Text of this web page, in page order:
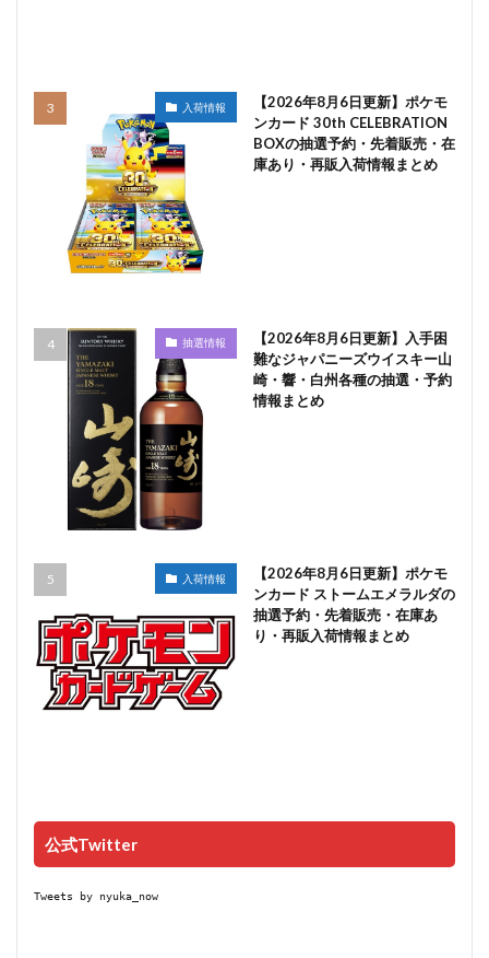
入荷情報
【2026年8月6日更新】ポケモ
ンカード 30th CELEBRATION
BOXの抽選予約・先着販売・在
庫あり・再販入荷情報まとめ
抽選情報
【2026年8月6日更新】入手困
難なジャパニーズウイスキー山
崎・響・白州各種の抽選・予約
情報まとめ
入荷情報
【2026年8月6日更新】ポケモ
ンカード ストームエメラルダの
抽選予約・先着販売・在庫あ
り・再販入荷情報まとめ
公式Twitter
Tweets by nyuka_now